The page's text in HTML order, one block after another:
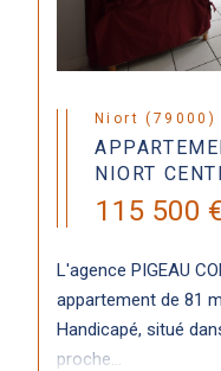
Niort (79000)
NIORT
115 500
L'agence PIGEAU
appartement de 81
Handicapé, situé
proche...